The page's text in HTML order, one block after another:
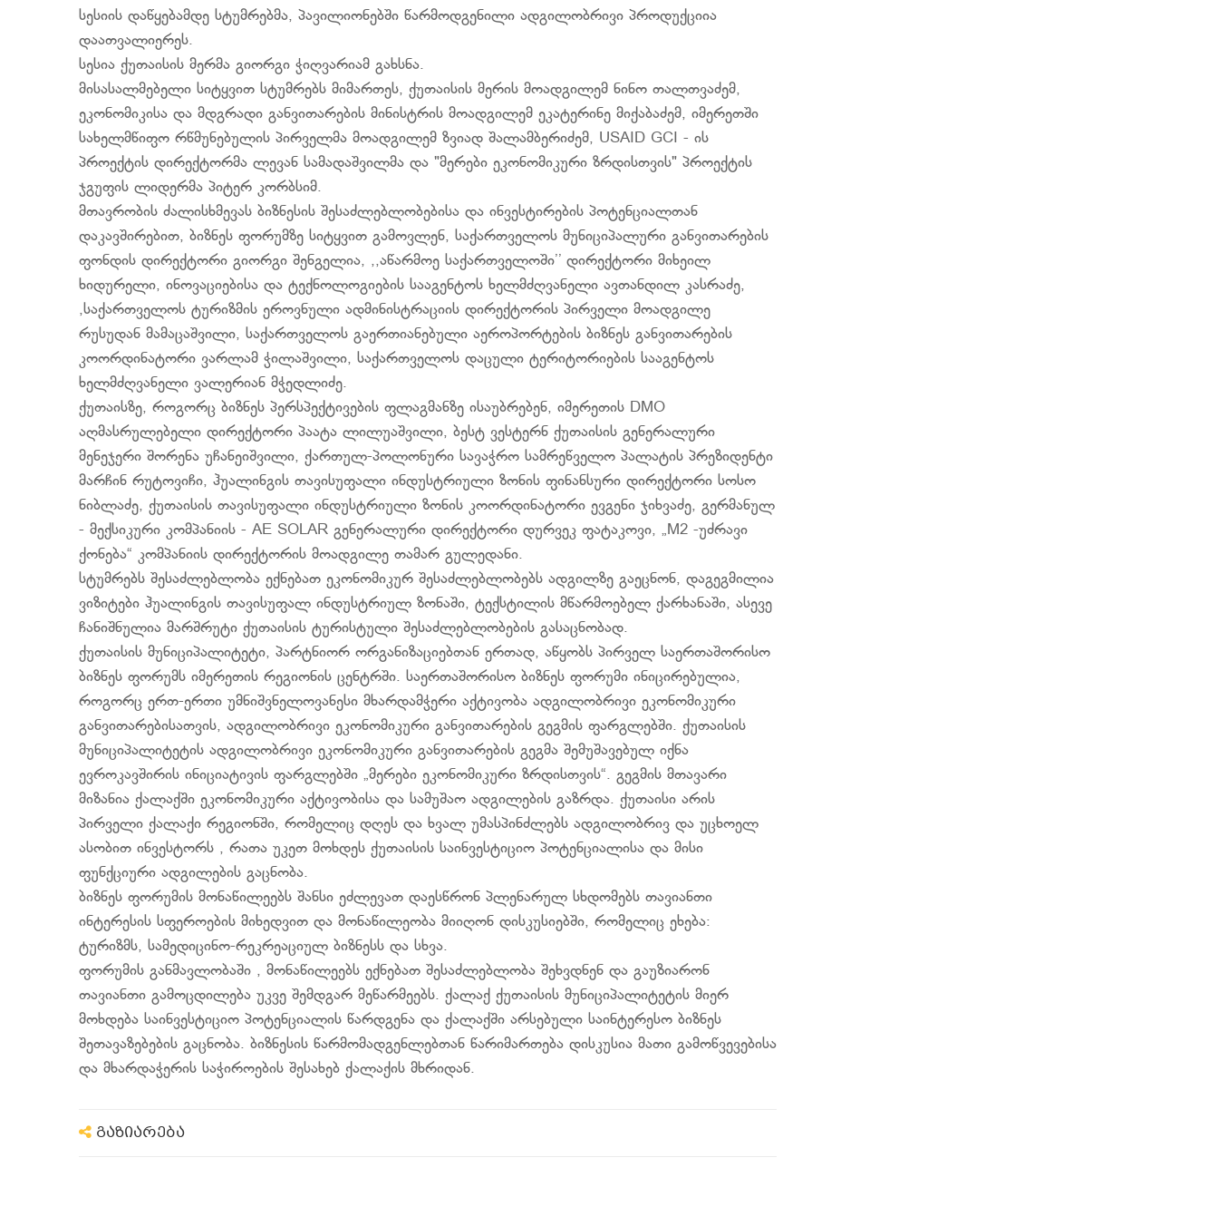
სესიის დაწყებამდე სტუმრებმა, პავილიონებში წარმოდგენილი ადგილობრივი პროდუქციია
დაათვალიერეს.
სესია ქუთაისის მერმა გიორგი ჭიღვარიამ გახსნა.
მისასალმებელი სიტყვით სტუმრებს მიმართეს, ქუთაისის მერის მოადგილემ ნინო თალთვაძემ,
ეკონომიკისა და მდგრადი განვითარების მინისტრის მოადგილემ ეკატერინე მიქაბაძემ, იმერეთში
სახელმწიფო რწმუნებულის პირველმა მოადგილემ ზვიად შალამბერიძემ, USAID GCI - ის
პროექტის დირექტორმა ლევან სამადაშვილმა და "მერები ეკონომიკური ზრდისთვის" პროექტის
ჯგუფის ლიდერმა პიტერ კორბსიმ.
მთავრობის ძალისხმევას ბიზნესის შესაძლებლობებისა და ინვესტირების პოტენციალთან
დაკავშირებით, ბიზნეს ფორუმზე სიტყვით გამოვლენ, საქართველოს მუნიციპალური განვითარების
ფონდის დირექტორი გიორგი შენგელია, ,,აწარმოე საქართველოში’’ დირექტორი მიხეილ
ხიდურელი, ინოვაციებისა და ტექნოლოგიების სააგენტოს ხელმძღვანელი ავთანდილ კასრაძე,
,საქართველოს ტურიზმის ეროვნული ადმინისტრაციის დირექტორის პირველი მოადგილე
რუსუდან მამაცაშვილი, საქართველოს გაერთიანებული აეროპორტების ბიზნეს განვითარების
კოორდინატორი ვარლამ ჭილაშვილი, საქართველოს დაცული ტერიტორიების სააგენტოს
ხელმძღვანელი ვალერიან მჭედლიძე.
ქუთაისზე, როგორც ბიზნეს პერსპექტივების ფლაგმანზე ისაუბრებენ, იმერეთის DMO
აღმასრულებელი დირექტორი პაატა ლილუაშვილი, ბესტ ვესტერნ ქუთაისის გენერალური
მენეჯერი შორენა უჩანეიშვილი, ქართულ-პოლონური სავაჭრო სამრეწველო პალატის პრეზიდენტი
მარჩინ რუტოვიჩი, ჰუალინგის თავისუფალი ინდუსტრიული ზონის ფინანსური დირექტორი სოსო
ნიბლაძე, ქუთაისის თავისუფალი ინდუსტრიული ზონის კოორდინატორი ევგენი ჯიხვაძე, გერმანულ
- მექსიკური კომპანიის - AE SOLAR გენერალური დირექტორი დურვეკ ფატაკოვი, „M2 -უძრავი
ქონება“ კომპანიის დირექტორის მოადგილე თამარ გულედანი.
სტუმრებს შესაძლებლობა ექნებათ ეკონომიკურ შესაძლებლობებს ადგილზე გაეცნონ, დაგეგმილია
ვიზიტები ჰუალინგის თავისუფალ ინდუსტრიულ ზონაში, ტექსტილის მწარმოებელ ქარხანაში, ასევე
ჩანიშნულია მარშრუტი ქუთაისის ტურისტული შესაძლებლობების გასაცნობად.
ქუთაისის მუნიციპალიტეტი, პარტნიორ ორგანიზაციებთან ერთად, აწყობს პირველ საერთაშორისო
ბიზნეს ფორუმს იმერეთის რეგიონის ცენტრში. საერთაშორისო ბიზნეს ფორუმი ინიცირებულია,
როგორც ერთ-ერთი უმნიშვნელოვანესი მხარდამჭერი აქტივობა ადგილობრივი ეკონომიკური
განვითარებისათვის, ადგილობრივი ეკონომიკური განვითარების გეგმის ფარგლებში. ქუთაისის
მუნიციპალიტეტის ადგილობრივი ეკონომიკური განვითარების გეგმა შემუშავებულ იქნა
ევროკავშირის ინიციატივის ფარგლებში „მერები ეკონომიკური ზრდისთვის“. გეგმის მთავარი
მიზანია ქალაქში ეკონომიკური აქტივობისა და სამუშაო ადგილების გაზრდა. ქუთაისი არის
პირველი ქალაქი რეგიონში, რომელიც დღეს და ხვალ უმასპინძლებს ადგილობრივ და უცხოელ
ასობით ინვესტორს , რათა უკეთ მოხდეს ქუთაისის საინვესტიციო პოტენციალისა და მისი
ფუნქციური ადგილების გაცნობა.
ბიზნეს ფორუმის მონაწილეებს შანსი ეძლევათ დაესწრონ პლენარულ სხდომებს თავიანთი
ინტერესის სფეროების მიხედვით და მონაწილეობა მიიღონ დისკუსიებში, რომელიც ეხება:
ტურიზმს, სამედიცინო-რეკრეაციულ ბიზნესს და სხვა.
ფორუმის განმავლობაში , მონაწილეებს ექნებათ შესაძლებლობა შეხვდნენ და გაუზიარონ
თავიანთი გამოცდილება უკვე შემდგარ მეწარმეებს. ქალაქ ქუთაისის მუნიციპალიტეტის მიერ
მოხდება საინვესტიციო პოტენციალის წარდგენა და ქალაქში არსებული საინტერესო ბიზნეს
შეთავაზებების გაცნობა. ბიზნესის წარმომადგენლებთან წარიმართება დისკუსია მათი გამოწვევებისა
და მხარდაჭერის საჭიროების შესახებ ქალაქის მხრიდან.
გაზიარება